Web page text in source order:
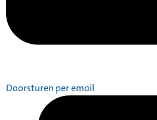
Doorsturen per email